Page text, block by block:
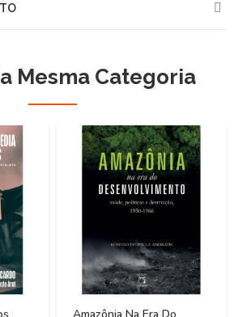
Mesma Categoria
Amazônia Na Era Do